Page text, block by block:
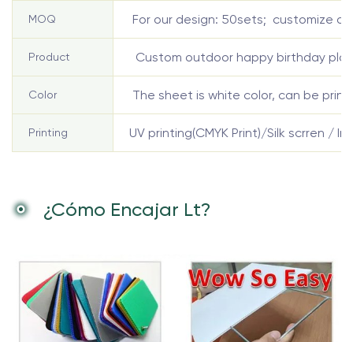
MOQ For our design: 50sets; customize
Product Custom outdoor happy birthday
Color The sheet is white color, can be
Printing UV printing(CMYK Print)/Silk scrren /
¿Cómo Encajar Lt?